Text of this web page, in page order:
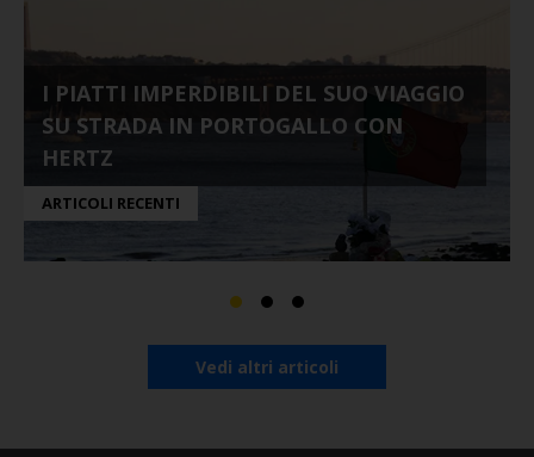
I PIATTI IMPERDIBILI DEL SUO VIAGGIO
SU STRADA IN PORTOGALLO CON
HERTZ
ARTICOLI RECENTI
Vedi altri articoli